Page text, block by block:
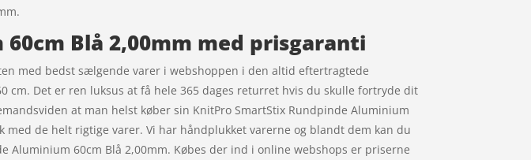
Blå 2,00mm med prisgaranti
med bedst sælgende varer i webshoppen i den altid eftertragtede
cm. Det er ren luksus at få hele 365 dages returret hvis du skulle fortryde dit
at man helst køber sin KnitPro SmartStix Rundpinde Aluminium
de helt rigtige varer. Vi har håndplukket varerne og blandt dem kan du
60cm Blå 2,00mm. Købes der ind i online webshops er priserne